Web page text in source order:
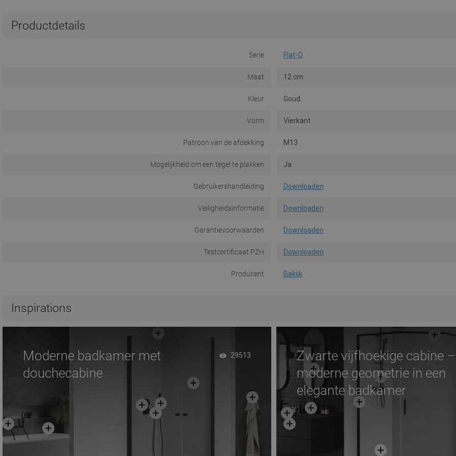
Productdetails
Serie Flat-Q
Maat 12 cm
Kleur Goud
Vorm Vierkant
Patroon van de afdekking M13
Mogelijkheid om een tegel te plakken Ja
Gebruikershandleiding Downloaden
Veiligheidsinformatie Downloaden
Garantievoorwaarden Downloaden
Testcertificaat PZH Downloaden
Producent Bekijk
Inspirations
Moderne badkamer met
douchecabine
29513
Zwarte vijfhoekige cabine –
moderne geometrie in een
elegante badkamer